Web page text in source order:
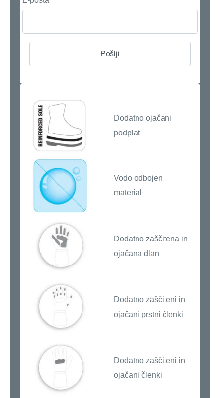
Dodatno ojačani
podplat
Vodo odbojen
material
Dodatno zaščitena in
ojačana dlan
Dodatno zaščiteni in
ojačani prstni členki
Dodatno zaščiteni in
ojačani členki